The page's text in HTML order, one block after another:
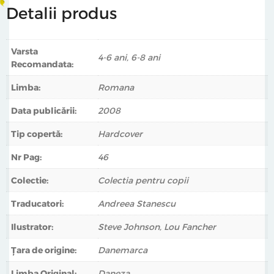
Detalii produs
Varsta
Recomandata:
4-6 ani, 6-8 ani
Limba: Romana
Data publicării: 2008
Tip copertă: Hardcover
Nr Pag: 46
Colectie: Colectia pentru copii
Traducatori: Andreea Stanescu
Ilustrator: Steve Johnson, Lou Fancher
Țara de origine: Danemarca